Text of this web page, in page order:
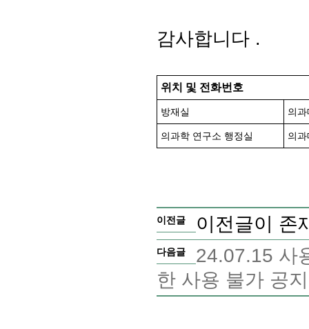
감사합니다 .
위치 및 전화번호
방재실 의
의과학 연구소 행정실 의
이전글 이전글이 존
다음글
24.07.15 사
한 사용 불가 공지